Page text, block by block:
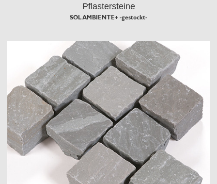
Pflastersteine
SOL AMBIENTE+ -gestockt-